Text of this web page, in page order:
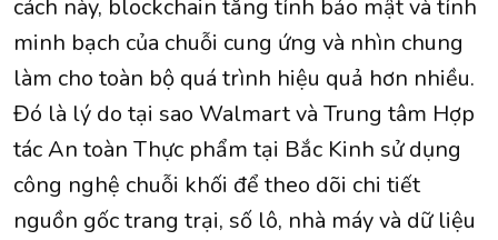
cách này, blockchain tăng tính bảo mật và tính
minh bạch của chuỗi cung ứng và nhìn chung
làm cho toàn bộ quá trình hiệu quả hơn nhiều.
Đó là lý do tại sao Walmart và Trung tâm Hợp
tác An toàn Thực phẩm tại Bắc Kinh sử dụng
công nghệ chuỗi khối để theo dõi chi tiết
nguồn gốc trang trại, số lô, nhà máy và dữ liệu